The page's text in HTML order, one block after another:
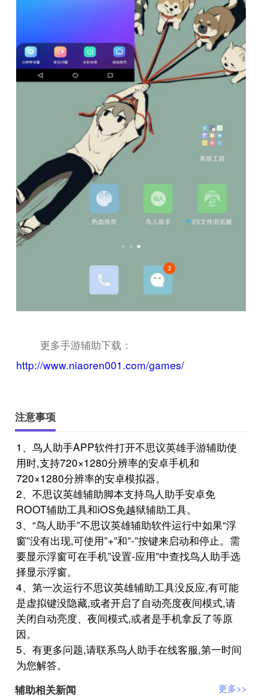
更多手游辅助下载：
http://www.niaoren001.com/games/
注意事项
1、鸟人助手APP软件打开不思议英雄手游辅助使
用时,支持720×1280分辨率的安卓手机和
720×1280分辨率的安卓模拟器。
2、不思议英雄辅助脚本支持鸟人助手安卓免
ROOT辅助工具和iOS免越狱辅助工具。
3、“鸟人助手”不思议英雄辅助软件运行中如果“浮
窗”没有出现,可使用”+”和”-”按键来启动和停止。需
要显示浮窗可在手机”设置-应用”中查找鸟人助手选
择显示浮窗。
4、第一次运行不思议英雄辅助工具没反应,有可能
是虚拟键没隐藏,或者开启了自动亮度夜间模式,请
关闭自动亮度、夜间模式,或者是手机拿反了等原
因。
5、有更多问题,请联系鸟人助手在线客服,第一时间
为您解答。
辅助相关新闻
更多>>